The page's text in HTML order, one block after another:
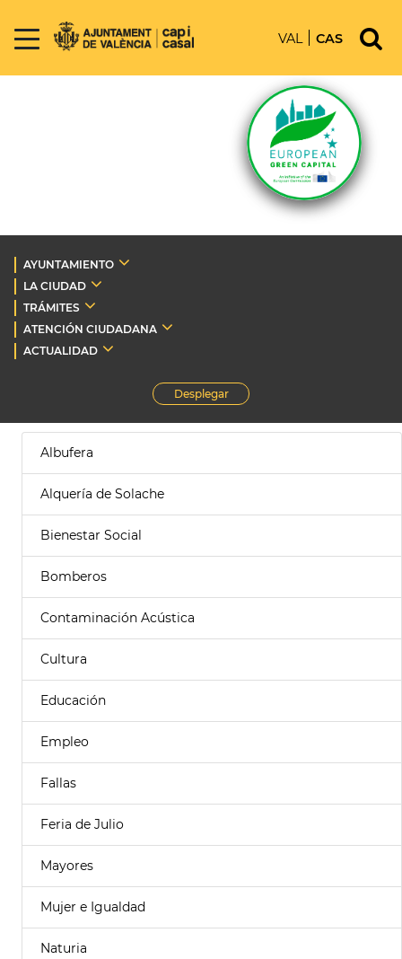
VAL CAS
AYUNTAMIENTO
LA CIUDAD
TRÁMITES
ATENCIÓN CIUDADANA
ACTUALIDAD
Desplegar
Albufera
Alquería de Solache
Bienestar Social
Bomberos
Contaminación Acústica
Cultura
Educación
Empleo
Fallas
Feria de Julio
Mayores
Mujer e Igualdad
Naturia